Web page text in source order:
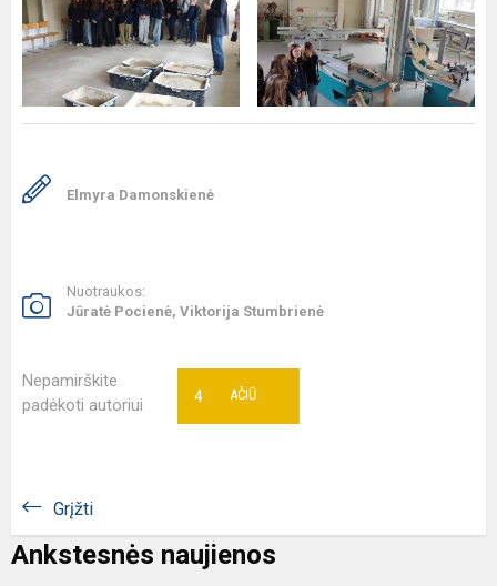
Elmyra Damonskienė
Nuotraukos:
Jūratė Pocienė, Viktorija Stumbrienė
Nepamirškite
padėkoti autoriui
AČIŪ
4
Grįžti
Ankstesnės naujienos